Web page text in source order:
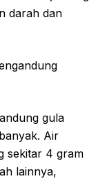
darah dan
gula
Air
sekitar 4 gram
lainnya,